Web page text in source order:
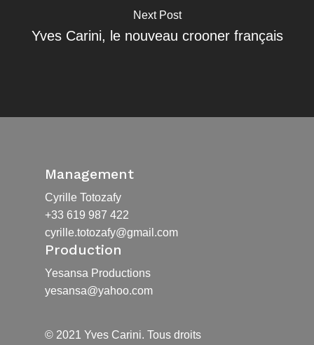
Next Post
Yves Carini, le nouveau crooner français
Management
Cyrille Totozafy
+33 619 987 422
cyrille.totozafy@gmail.com
Production
Yesansa Productions
yesansa@yahoo.com
© 2021 Yves Carini. Tous droits